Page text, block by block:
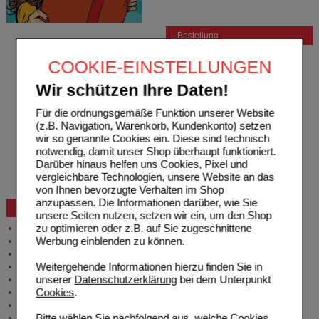
COOKIE-EINSTELLUNGEN
Wir schützen Ihre Daten!
Für die ordnungsgemäße Funktion unserer Website
(z.B. Navigation, Warenkorb, Kundenkonto) setzen
wir so genannte Cookies ein. Diese sind technisch
notwendig, damit unser Shop überhaupt funktioniert.
Darüber hinaus helfen uns Cookies, Pixel und
vergleichbare Technologien, unsere Website an das
von Ihnen bevorzugte Verhalten im Shop
anzupassen. Die Informationen darüber, wie Sie
unsere Seiten nutzen, setzen wir ein, um den Shop
zu optimieren oder z.B. auf Sie zugeschnittene
Werbung einblenden zu können.
Weitergehende Informationen hierzu finden Sie in
unserer Datenschutzerklärungbei dem Unterpunkt
Cookies.
Bestellung
Hilfe zum Bestellvorgang
Rezepte einlösen
Freiumschläge anfordern
Freiumschläge downloaden
Auslandsbestellung
Reklamation
Widerrufsformular
Problembehebung
Bestellschein
Beratung und Service
Allgemeine Information
Produktberatung
Zuzahlungsfreie Arzneien
Angebote & Downloads
Newsletter